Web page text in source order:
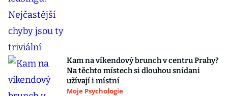
Kam na víkendový brunch v centru Prahy?
Na těchto místech si dlouhou snídani
užívají i místní
Moje Psychologie